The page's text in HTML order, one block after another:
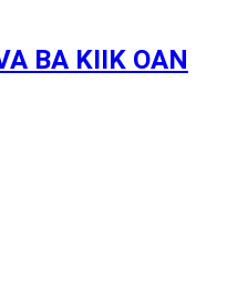
BA KIIK OAN